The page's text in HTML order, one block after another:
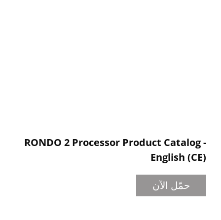
RONDO 2 Processor Product Catalog -
English (CE)
حمّل الآن